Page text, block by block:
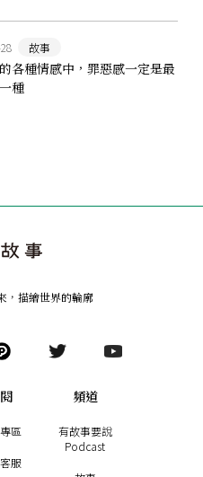
故事
各種情感中，罪惡感一定是最
種
， 描繪世界的輪廓
區
服
頻道
有故事要說
Podcast